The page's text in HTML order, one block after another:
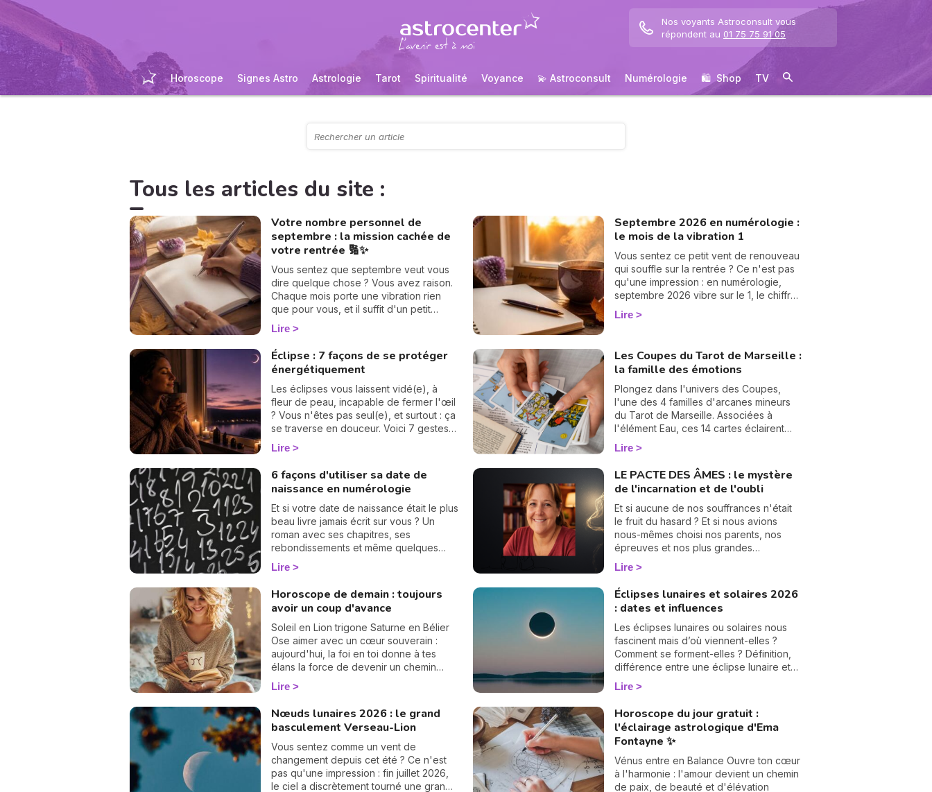
Nos voyants Astroconsult vous
répondent au 01 75 75 91 05
Horoscope Signes Astro Astrologie Tarot Spiritualité Voyance 💫 Astroconsult Numérologie 🛍 ️ Shop TV
Tous les articles du site :
Votre nombre personnel de
septembre : la mission cachée de
votre rentrée 🔢✨
Vous sentez que septembre veut vous
dire quelque chose ? Vous avez raison.
Chaque mois porte une vibration rien
que pour vous, et il suffit d'un petit
calcul de 30 secondes pour la révéler.
Suivez le guide : on trouve votre
nombre personnel, puis votre mission de
septembre, chiffre par chiffre. 🔢
Lire
Septembre 2026 en numérologie :
le mois de la vibration 1
Vous sentez ce petit vent de renouveau
qui souffle sur la rentrée ? Ce n'est pas
qu'une impression : en numérologie,
septembre 2026 vibre sur le 1, le chiffre
des commencements. Après un mois
d'août tourné vers les bilans, place à la
Lire
Éclipse : 7 façons de se protéger
énergétiquement
Les éclipses vous laissent vidé(e), à
fleur de peau, incapable de fermer l'œil
? Vous n'êtes pas seul(e), et surtout : ça
se traverse en douceur. Voici 7 gestes
simples et bienveillants pour vous
protéger énergétiquement et retrouver
votre calme intérieur. 🛡️🌒
Lire
Les Coupes du Tarot de Marseille :
la famille des émotions
Plongez dans l'univers des Coupes,
l'une des 4 familles d'arcanes mineurs
du Tarot de Marseille. Associées à
l'élément Eau, ces 14 cartes éclairent
votre vie sentimentale, vos relations et
l'état de votre cœur. Découvrez leur
signification complète et ce qu'elles
révèlent dans votre tirage.
Lire
6 façons d'utiliser sa date de
naissance en numérologie
Et si votre date de naissance était le plus
beau livre jamais écrit sur vous ? Un
roman avec ses chapitres, ses
rebondissements et même quelques
cartes cachées dans la manche. La
numérologie vous aide à en tourner les
comment… 🔢
Lire
LE PACTE DES ÂMES : le mystère
de l'incarnation et de l'oubli
Et si aucune de nos souffrances n'était
le fruit du hasard ? Et si nous avions
nous-mêmes choisi nos parents, nos
épreuves et nos plus grandes
déchirures, bien avant notre premier
souffle ? C'est le vertigineux mystère du
« Pacte des Âmes » que nous explore
Vanesa Vidente, voyante, tarologue et
médium reconnue sur Wengo. Forte de
nombreuses années d'expérience et
plébiscitée par sa communauté — 2972
avis reçus, dont 99,4 % sont des avis
positifs ou très positifs —, elle est
rapides et précises, idéales pour celles
hésiter. Dans cet article, elle lève le voile
sur les raisons profondes de notre
incarnation.
Lire
Horoscope de demain : toujours
avoir un coup d'avance
Soleil en Lion trigone Saturne en Bélier
Ose aimer avec un cœur souverain :
aujourd'hui, la foi en toi donne à tes
élans la force de devenir un chemin
lumineux.
Lire
Éclipses lunaires et solaires 2026
: dates et influences
Les éclipses lunaires ou solaires nous
fascinent mais d’où viennent-elles ?
Comment se forment-elles ? Définition,
différence entre une éclipse lunaire et
solaire, influence en astrologie et dates
des éclipses en 2025, je vous dis tout
Lire
Nœuds lunaires 2026 : le grand
basculement Verseau-Lion
Vous sentez comme un vent de
changement depuis cet été ? Ce n'est
pas qu'une impression : fin juillet 2026,
le ciel a discrètement tourné une grande
Horoscope du jour gratuit :
l'éclairage astrologique d'Ema
Fontayne ✨
Vénus entre en Balance Ouvre ton cœur
à l'harmonie : l'amour devient un chemin
de paix, de beauté et d'élévation